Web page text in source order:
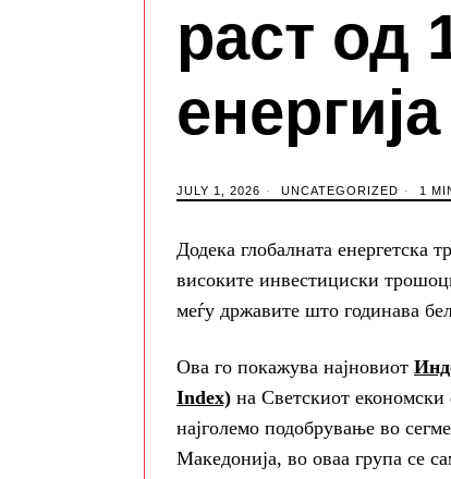
раст од
енергија
JULY 1, 2026 UNCATEGORIZED 1
Додека глобалната енергетска
високите инвестициски
меѓу државите што годинава
Ова го покажува најновиот
Index) на Светскиот економски
најголемо подобрување во
Македонија, во оваа група се